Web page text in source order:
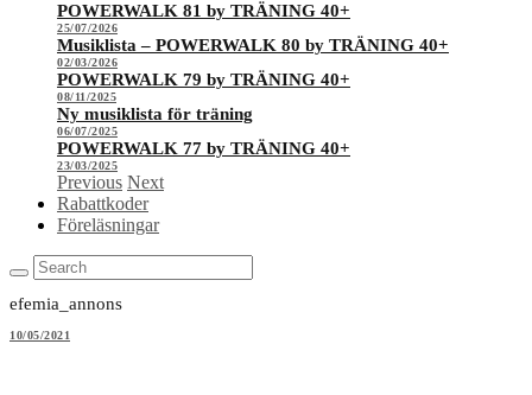
POWERWALK 81 by TRÄNING 40+
25/07/2026
Musiklista – POWERWALK 80 by TRÄNING 40+
02/03/2026
POWERWALK 79 by TRÄNING 40+
08/11/2025
Ny musiklista för träning
06/07/2025
POWERWALK 77 by TRÄNING 40+
23/03/2025
Previous Next
Rabattkoder
Föreläsningar
efemia_annons
10/05/2021